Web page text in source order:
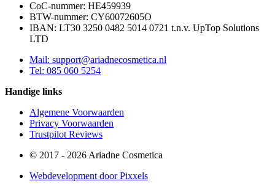
CoC-nummer: HE459939
BTW-nummer: CY60072605O
IBAN: LT30 3250 0482 5014 0721 t.n.v. UpTop Solutions
LTD
Mail: support@ariadnecosmetica.nl
Tel: 085 060 5254
Handige links
Algemene Voorwaarden
Privacy Voorwaarden
Trustpilot Reviews
© 2017 - 2026 Ariadne Cosmetica
Webdevelopment door Pixxels